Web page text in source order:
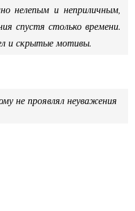
нелепым и неприличным,
спустя столько времени.
и скрытые мотивы.
не проявлял неуважения